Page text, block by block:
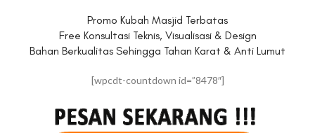
Promo Kubah Masjid Terbatas
Free Konsultasi Teknis, Visualisasi & Design
Bahan Berkualitas Sehingga Tahan Karat & Anti Lumut
[wpcdt-countdown id=”8478″]